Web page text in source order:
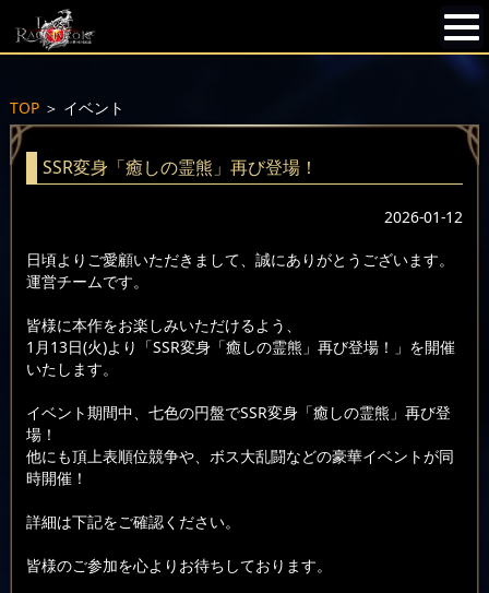
TOP＞ イベント
SSR変身「癒しの霊熊」再び登場！
2026-01-12
日頃よりご愛顧いただきまして、誠にありがとうございます。
運営チームです。
皆様に本作をお楽しみいただけるよう、
1月13日(火)より「SSR変身「癒しの霊熊」再び登場！」を開催
いたします。
イベント期間中、七色の円盤でSSR変身「癒しの霊熊」再び登
場！
他にも頂上表順位競争や、ボス大乱闘などの豪華イベントが同
時開催！
詳細は下記をご確認ください。
皆様のご参加を心よりお待ちしております。